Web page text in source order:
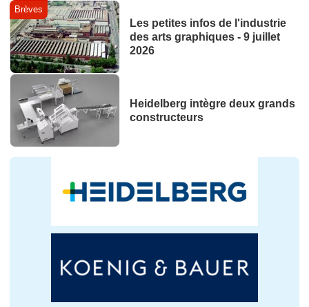
Brèves
Les petites infos de l'industrie
des arts graphiques - 9 juillet
2026
Heidelberg intègre deux grands
constructeurs